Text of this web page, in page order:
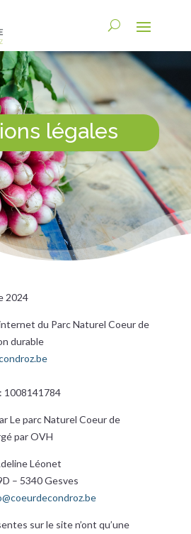
légales
2024
du Parc Naturel Coeur de
durable
1008141784
Le parc Naturel Coeur de
par OVH
Léonet
– 5340 Gesves
sur le site n’ont qu’une